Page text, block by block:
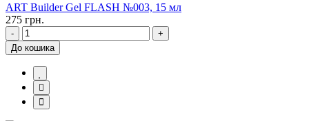
ART Builder Gel FLASH №003, 15 мл
275 грн.
-
+
До кошика